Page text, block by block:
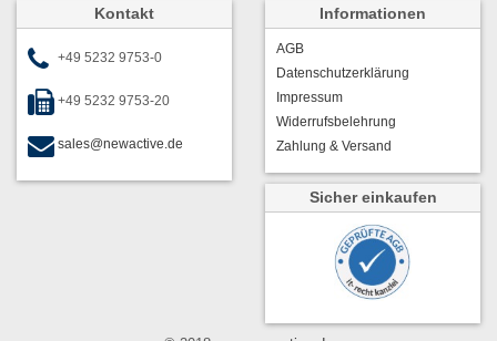
Kontakt
+49 5232 9753-0
+49 5232 9753-20
sales@newactive.de
Informationen
AGB
Datenschutzerklärung
Impressum
Widerrufsbelehrung
Zahlung & Versand
Sicher einkaufen